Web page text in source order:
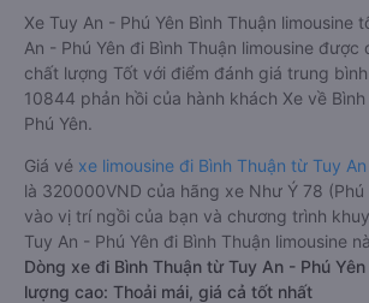
Xe Tuy An - Phú Yên Bình Thuận limousine
An - Phú Yên đi Bình Thuận limousine
chất lượng Tốt với điểm đánh giá trung
10844 phản hồi của hành khách Xe về
Phú Yên.
Giá vé xe limousine đi Bình Thuận từ Tuy
là 320000VND của hãng xe Như Ý 78 (Phú
vào vị trí ngồi của bạn và chương trình
Tuy An - Phú Yên đi Bình Thuận limousine
Dòng xe đi Bình Thuận từ Tuy An - Phú
lượng cao: Thoải mái, giá cả tốt nhất